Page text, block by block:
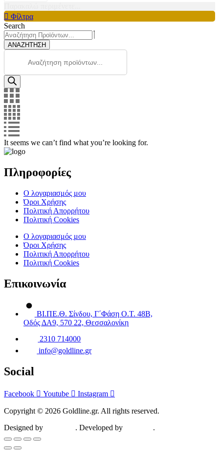
Φίλτρα
Search
ΑΝΑΖΗΤΗΣΗ
Products
It seems we can’t find what you’re looking for.
Πληροφορίες
Ο λογαριασμός μου
Όροι Χρήσης
Πολιτική Απορρήτου
Πολιτική Cookies
Ο λογαριασμός μου
Όροι Χρήσης
Πολιτική Απορρήτου
Πολιτική Cookies
Επικοινωνία
ΒΙ.ΠΕ.Θ. Σίνδου, Γ΄Φάση Ο.Τ. 48Β,
Οδός ΔΑ9, 570 22, Θεσσαλονίκη
2310 714000
info@goldline.gr
Social
Facebook Youtube Instagram
Copyright © 2026 Goldline.gr. All rights reserved.
Designed by
. Developed by .